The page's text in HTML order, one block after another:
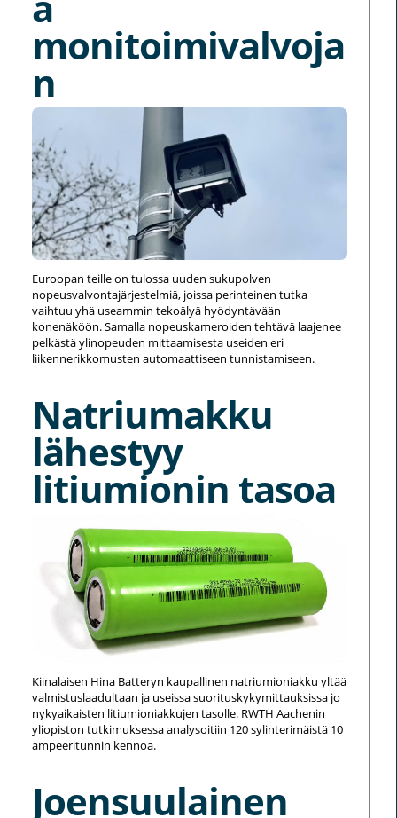
monitoimivalvoja
n
Euroopan teille on tulossa uuden sukupolven
nopeusvalvontajärjestelmiä, joissa perinteinen tutka
vaihtuu yhä useammin tekoälyä hyödyntävään
konenäköön. Samalla nopeuskameroiden tehtävä laajenee
pelkästä ylinopeuden mittaamisesta useiden eri
liikennerikkomusten automaattiseen tunnistamiseen.
Natriumakku
lähestyy
litiumionin tasoa
Kiinalaisen Hina Batteryn kaupallinen natriumioniakku yltää
valmistuslaadultaan ja useissa suorituskykymittauksissa jo
nykyaikaisten litiumioniakkujen tasolle. RWTH Aachenin
yliopiston tutkimuksessa analysoitiin 120 sylinterimäistä 10
ampeeritunnin kennoa.
Joensuulainen